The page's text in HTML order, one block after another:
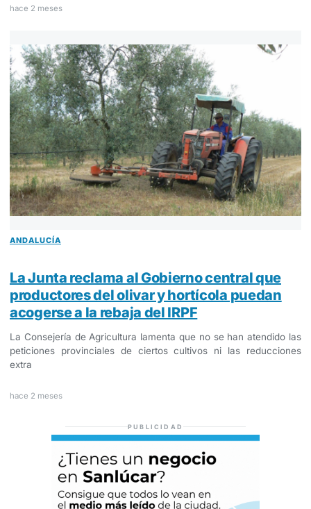
hace 2 meses
ANDALUCÍA
La Junta reclama al Gobierno central que
productores del olivar y hortícola puedan
acogerse a la rebaja del IRPF
La Consejería de Agricultura lamenta que no se han atendido las
peticiones provinciales de ciertos cultivos ni las reducciones
extra
hace 2 meses
PUBLICIDAD